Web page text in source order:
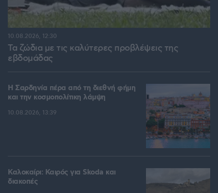
Τα ζώδια με τις καλύτερες προβλέψεις της
εβδομάδας
10.08.2026, 12:30
Η Σαρδηνία πέρα από τη διεθνή φήμη
και την κοσμοπολίτικη λάμψη
10.08.2026, 13:39
Καλοκαίρι: Καιρός για Skoda και
διακοπές